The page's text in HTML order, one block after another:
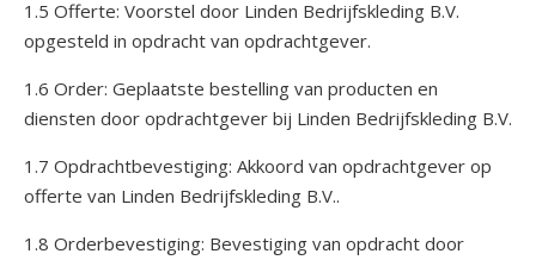
1.5 Offerte: Voorstel door Linden Bedrijfskleding B.V.
opgesteld in opdracht van opdrachtgever.
1.6 Order: Geplaatste bestelling van producten en
diensten door opdrachtgever bij Linden Bedrijfskleding B.V.
1.7 Opdrachtbevestiging: Akkoord van opdrachtgever op
offerte van Linden Bedrijfskleding B.V..
1.8 Orderbevestiging: Bevestiging van opdracht door